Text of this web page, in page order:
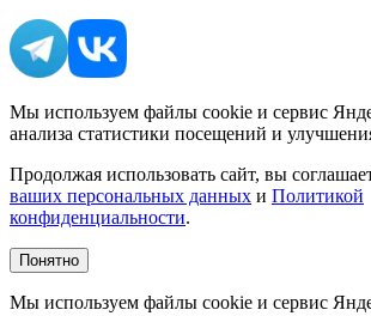
Мы используем файлы cookie и сервис
анализа статистики посещений и
Продолжая использовать сайт, вы
ваших персональных данных и Политикой
конфиденциальности.
Понятно
Мы используем файлы cookie и сервис